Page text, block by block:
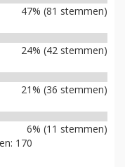
47% (81 stemmen)
24% (42 stemmen)
21% (36 stemmen)
6% (11 stemmen)
170